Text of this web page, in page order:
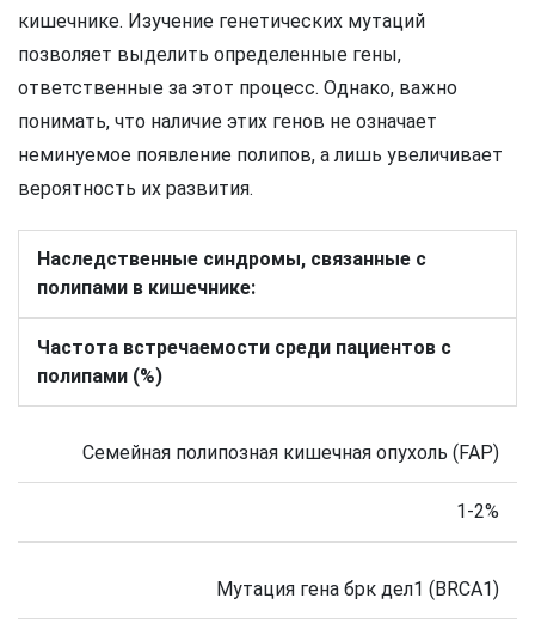
кишечнике. Изучение генетических мутаций
позволяет выделить определенные гены,
ответственные за этот процесс. Однако, важно
понимать, что наличие этих генов не означает
неминуемое появление полипов, а лишь увеличивает
вероятность их развития.
Наследственные синдромы, связанные с
полипами в кишечнике:
Частота встречаемости среди пациентов с
полипами (%)
Семейная полипозная кишечная опухоль (FAP)
1-2%
Мутация гена брк дел1 (BRCA1)